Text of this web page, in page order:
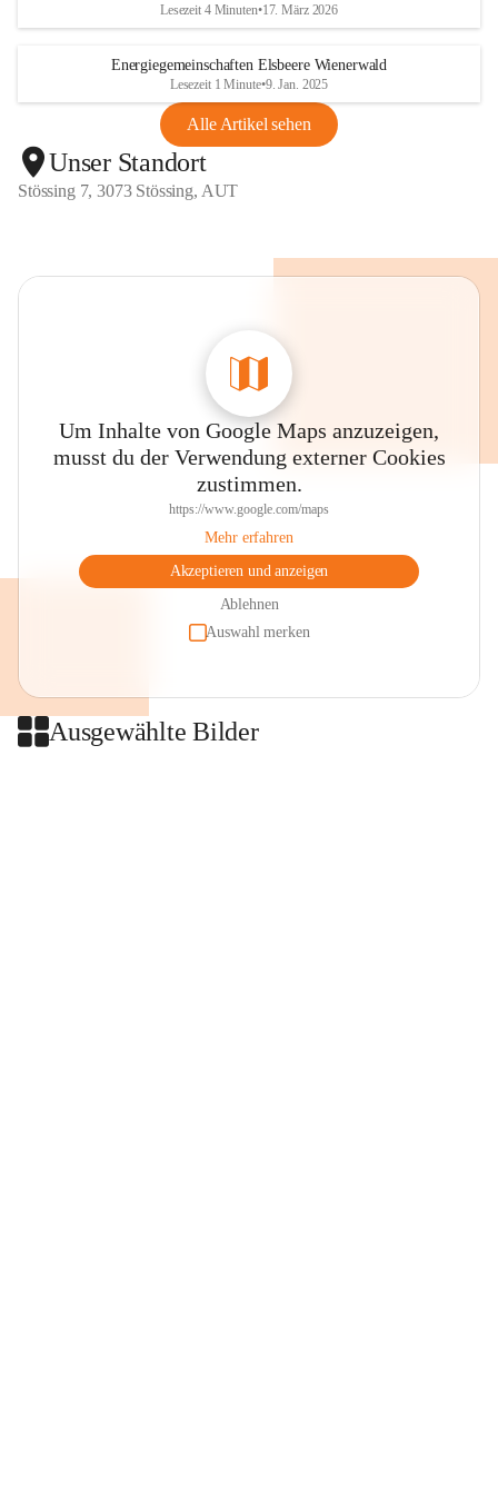
Lesezeit 4 Minuten•17. März 2026
Energiegemeinschaften Elsbeere Wienerwald
Lesezeit 1 Minute•9. Jan. 2025
Alle Artikel sehen
Unser Standort
Stössing 7, 3073 Stössing, AUT
Um Inhalte von Google Maps anzuzeigen,
musst du der Verwendung externer Cookies
zustimmen.
https://www.google.com/maps
Mehr erfahren
Akzeptieren und anzeigen
Ablehnen
Auswahl merken
Ausgewählte Bilder